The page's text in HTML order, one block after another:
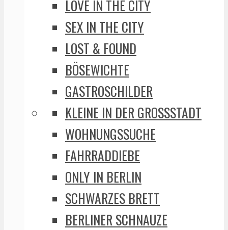
LOVE IN THE CITY
SEX IN THE CITY
LOST & FOUND
BÖSEWICHTE
GASTROSCHILDER
KLEINE IN DER GROSSSTADT
WOHNUNGSSUCHE
FAHRRADDIEBE
ONLY IN BERLIN
SCHWARZES BRETT
BERLINER SCHNAUZE